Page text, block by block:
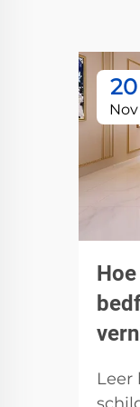
20
Nov
Leer